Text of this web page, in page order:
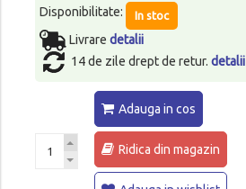
Disponibilitate:
In stoc
Livrare detalii
14 de zile drept de retur. detalii
Adauga in cos
Ridica din magazin